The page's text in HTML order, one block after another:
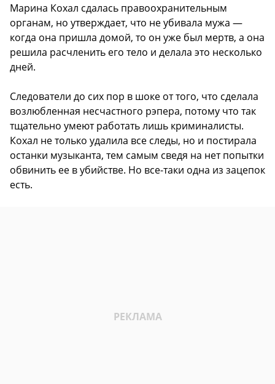
Марина Кохал сдалась правоохранительным
органам, но утверждает, что не убивала мужа —
когда она пришла домой, то он уже был мертв, а она
решила расчленить его тело и делала это несколько
дней.
Следователи до сих пор в шоке от того, что сделала
возлюбленная несчастного рэпера, потому что так
тщательно умеют работать лишь криминалисты.
Кохал не только удалила все следы, но и постирала
останки музыканта, тем самым сведя на нет попытки
обвинить ее в убийстве. Но все-таки одна из зацепок
есть.